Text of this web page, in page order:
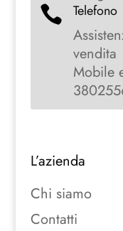
 Telefono
vendita
Mobile
L’azienda
Chi siamo
Contatti